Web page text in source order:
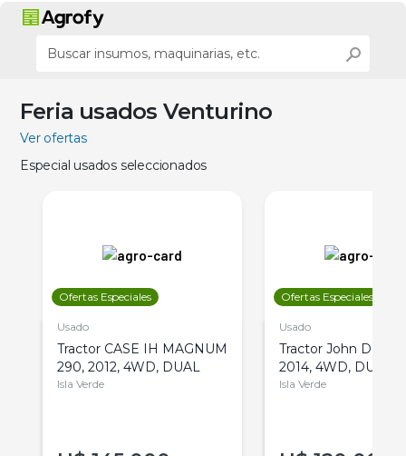
Feria usados Venturino
Ver ofertas
Especial usados seleccionados
Ofertas Especiales
Usado
Tractor CASE IH MAGNUM
290, 2012, 4WD, DUAL
Isla Verde
Ofertas Especiales
Usado
Tractor John Deere
2014, 4WD, DUAL
Isla Verde